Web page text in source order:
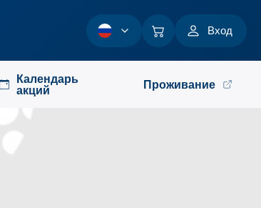
Вход
Календарь
акций Проживание